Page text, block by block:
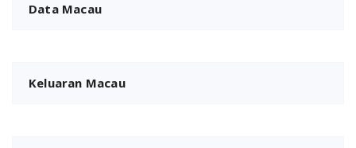
Data Macau
Keluaran Macau